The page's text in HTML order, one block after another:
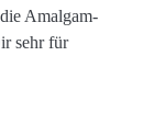
Amalgam-
sehr für